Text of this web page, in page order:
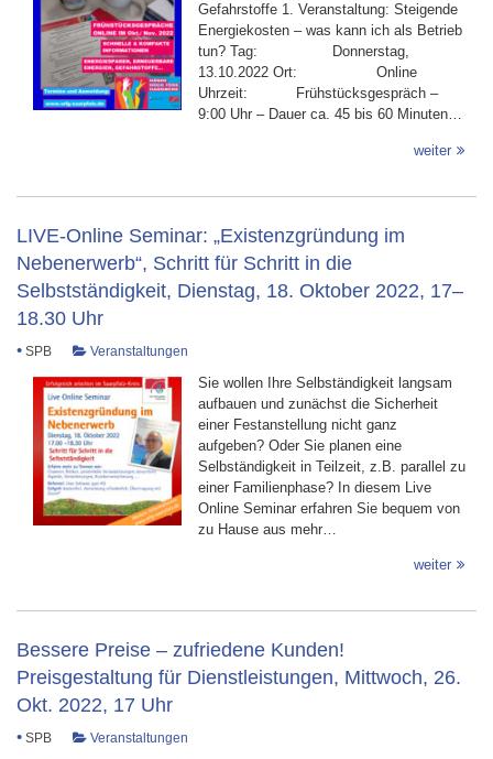
Gefahrstoffe 1. Veranstaltung: Steigende
Energiekosten – was kann ich als Betrieb
tun? Tag: Donnerstag,
13.10.2022 Ort: Online
Uhrzeit: Frühstücksgespräch –
9:00 Uhr – Dauer ca. 45 bis 60 Minuten…
weiter
LIVE-Online Seminar: „Existenzgründung im
Nebenerwerb“, Schritt für Schritt in die
Selbstständigkeit, Dienstag, 18. Oktober 2022, 17–
18.30 Uhr
• SPB Veranstaltungen
Sie wollen Ihre Selbständigkeit langsam
aufbauen und zunächst die Sicherheit
einer Festanstellung nicht ganz
aufgeben? Oder Sie planen eine
Selbständigkeit in Teilzeit, z.B. parallel zu
einer Familienphase? In diesem Live
Online Seminar erfahren Sie bequem von
zu Hause aus mehr…
weiter
Bessere Preise – zufriedene Kunden!
Preisgestaltung für Dienstleistungen, Mittwoch, 26.
Okt. 2022, 17 Uhr
• SPB Veranstaltungen